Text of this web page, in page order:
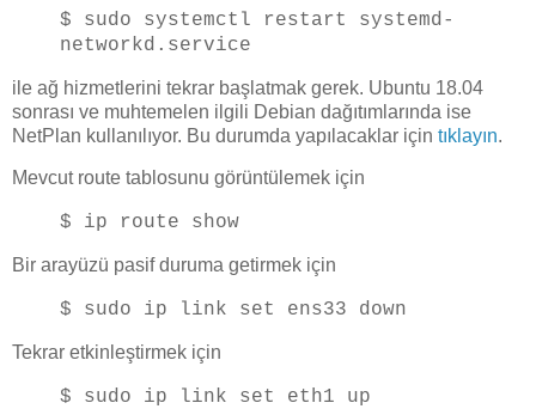
$ sudo systemctl restart systemd-
networkd.service
ile ağ hizmetlerini tekrar başlatmak gerek. Ubuntu 18.04
sonrası ve muhtemelen ilgili Debian dağıtımlarında ise
NetPlan kullanılıyor. Bu durumda yapılacaklar için tıklayın.
Mevcut route tablosunu görüntülemek için
$ ip route show
Bir arayüzü pasif duruma getirmek için
$ sudo ip link set ens33 down
Tekrar etkinleştirmek için
$ sudo ip link set eth1 up